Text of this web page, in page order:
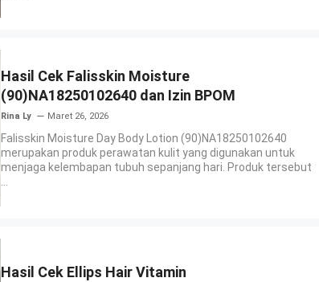
Hasil Cek Falisskin Moisture
(90)NA18250102640 dan Izin BPOM
Rina Ly Maret 26, 2026
Falisskin Moisture Day Body Lotion (90)NA18250102640
merupakan produk perawatan kulit yang digunakan untuk
menjaga kelembapan tubuh sepanjang hari. Produk tersebut
Hasil Cek Ellips Hair Vitamin